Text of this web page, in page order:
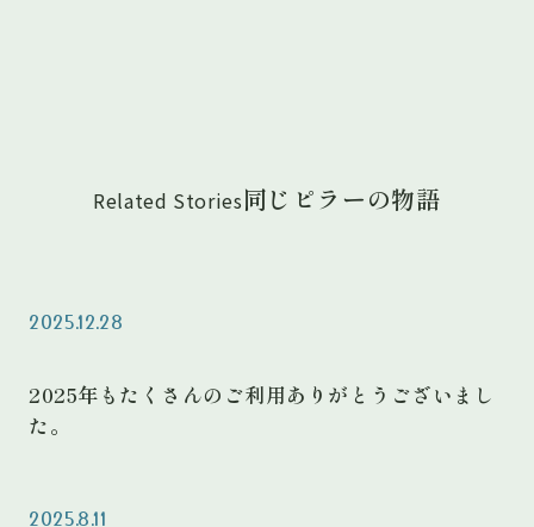
Related Stories同じピラーの物語
2025.12.28
2025年もたくさんのご利用ありがとうございまし
た。
2025.8.11